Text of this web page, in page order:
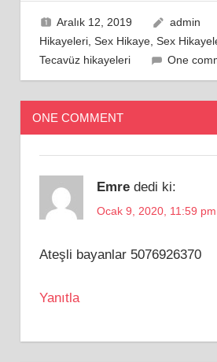
Aralık 12, 2019 admin
Hikayeleri, Sex Hikaye, Sex
Tecavüz hikayeleri
One
ONE COMMENT
Emre dedi ki:
Ocak 9, 2020, 11:59 pm
Ateşli bayanlar 5076926370
Yanıtla